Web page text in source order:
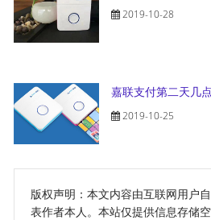
2019-10-28
嘉联支付第二天几
2019-10-25
版权声明：本文内容由互联网用户
表作者本人。本站仅提供信息存储